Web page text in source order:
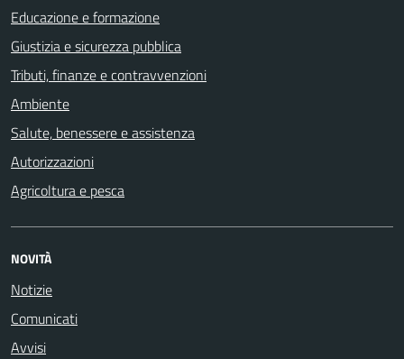
Educazione e formazione
Giustizia e sicurezza pubblica
Tributi, finanze e contravvenzioni
Ambiente
Salute, benessere e assistenza
Autorizzazioni
Agricoltura e pesca
NOVITÀ
Notizie
Comunicati
Avvisi